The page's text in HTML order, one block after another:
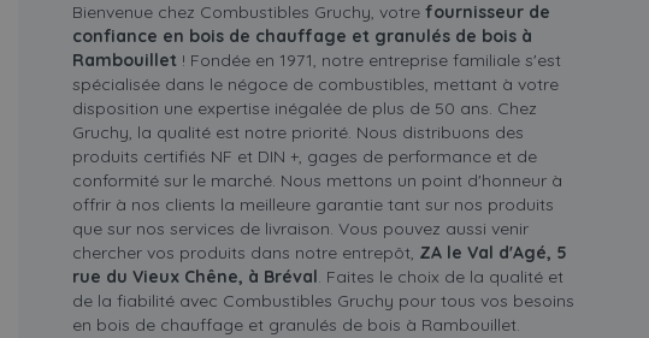
Bienvenue chez Combustibles Gruchy, votre fournisseur de
confiance en bois de chauffage et granulés de bois à
Rambouillet! Fondée en 1971, notre entreprise familiale s'est
spécialisée dans le négoce de combustibles, mettant à votre
disposition une expertise inégalée de plus de 50 ans. Chez
Gruchy, la qualité est notre priorité. Nous distribuons des
produits certifiés NF et DIN +, gages de performance et de
conformité sur le marché. Nous mettons un point d'honneur à
offrir à nos clients la meilleure garantie tant sur nos produits
que sur nos services de livraison. Vous pouvez aussi venir
chercher vos produits dans notre entrepôt, ZA le Val d'Agé, 5
rue du Vieux Chêne, à Bréval. Faites le choix de la qualité et
de la fiabilité avec Combustibles Gruchy pour tous vos besoins
en bois de chauffage et granulés de bois à Rambouillet.